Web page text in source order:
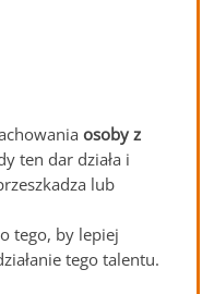
osoby z
ten dar działa i
lub
tego, by lepiej
tego talentu.